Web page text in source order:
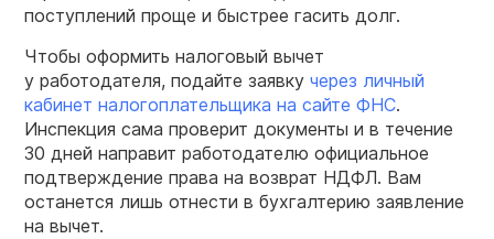
поступлений проще и быстрее гасить долг.
Чтобы оформить налоговый вычет
у работодателя, подайте заявку через личный
кабинет налогоплательщика на сайте ФНС.
Инспекция сама проверит документы и в течение
30 дней направит работодателю официальное
подтверждение права на возврат НДФЛ. Вам
останется лишь отнести в бухгалтерию заявление
на вычет.